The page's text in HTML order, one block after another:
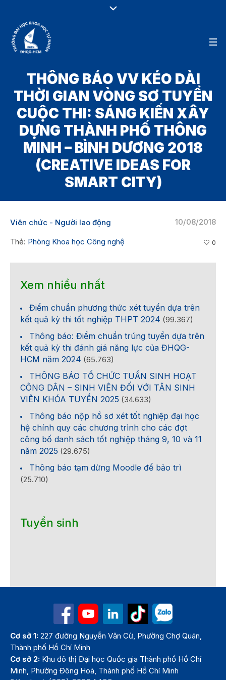
THÔNG BÁO VV KÉO DÀI
THỜI GIAN VÒNG SƠ TUYỂN
CUỘC THI: SÁNG KIẾN XÂY
DỰNG THÀNH PHỐ THÔNG
MINH – BÌNH DƯƠNG 2018
(CREATIVE IDEAS FOR
SMART CITY)
10/08/2018
Viên chức - Người lao động
Thẻ: Phòng Khoa học Công nghệ 0
Xem nhiều nhất
Điểm chuẩn phương thức xét tuyển dựa trên
kết quả kỳ thi tốt nghiệp THPT 2024 (99.367)
Thông báo: Điểm chuẩn trúng tuyển dựa trên
kết quả kỳ thi đánh giá năng lực của ĐHQG-
HCM năm 2024 (65.763)
THÔNG BÁO TỔ CHỨC TUẦN SINH HOẠT
CÔNG DÂN – SINH VIÊN ĐỐI VỚI TÂN SINH
VIÊN KHÓA TUYỂN 2025 (34.633)
Thông báo nộp hồ sơ xét tốt nghiệp đại học
hệ chính quy các chương trình cho các đợt
công bố danh sách tốt nghiệp tháng 9, 10 và 11
năm 2025 (29.675)
Thông báo tạm dừng Moodle để bảo trì
(25.710)
Tuyển sinh
Cơ sở 1: 227 đường Nguyễn Văn Cừ, Phường Chợ Quán,
Thành phố Hồ Chí Minh
Cơ sở 2: Khu đô thị Đại học Quốc gia Thành phố Hồ Chí
Minh, Phường Đông Hoà, Thành phố Hồ Chí Minh